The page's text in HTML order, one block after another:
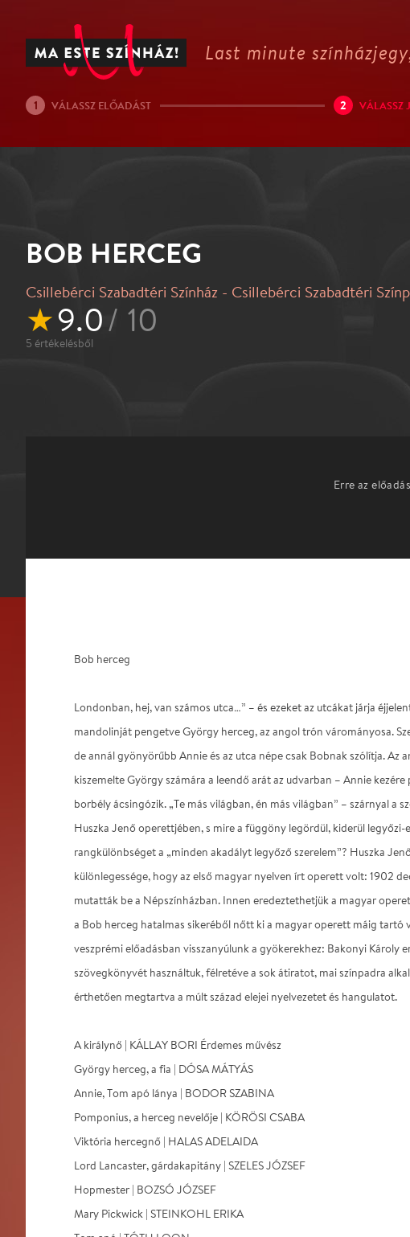
Last minute
1 VÁLASSZ ELŐADÁST 2 VÁLASSZ
BOB HERCEG
Csillebérci Szabadtéri Színház - Csillebérci Szabadtéri
★9.0/ 10
5 értékelésből
Erre az
Bob herceg
Londonban, hej, van számos utca…” – és ezeket az utcákat járja
mandolinját pengetve György herceg, az angol trón várományosa.
de annál gyönyörűbb Annie és az utca népe csak Bobnak szólítja. Az
kiszemelte György számára a leendő arát az udvarban – Annie kezére
borbély ácsingózik. „Te más világban, én más világban” – szárnyal a
Huszka Jenő operettjében, s mire a függöny legördül, kiderül legyőzi-
rangkülönbséget a „minden akadályt legyőző szerelem”? Huszka
különlegessége, hogy az első magyar nyelven írt operett volt: 1902
mutatták be a Népszínházban. Innen eredeztethetjük a magyar
a Bob herceg hatalmas sikeréből nőtt ki a magyar operett máig tartó
veszprémi előadásban visszanyúlunk a gyökerekhez: Bakonyi Károly
szövegkönyvét használtuk, félretéve a sok átiratot, mai színpadra
érthetően megtartva a múlt század elejei nyelvezetet és hangulatot.
A királynő | KÁLLAY BORI Érdemes művész
György herceg, a fia | DÓSA MÁTYÁS
Annie, Tom apó lánya | BODOR SZABINA
Pomponius, a herceg nevelője | KÖRÖSI CSABA
Viktória hercegnő | HALAS ADELAIDA
Lord Lancaster, gárdakapitány | SZELES JÓZSEF
Hopmester | BOZSÓ JÓZSEF
Mary Pickwick | STEINKOHL ERIKA